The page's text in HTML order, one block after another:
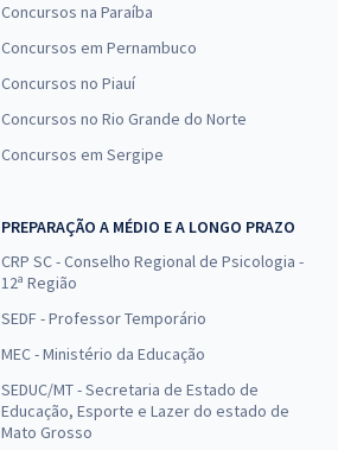
Concursos na Paraíba
Concursos em Pernambuco
Concursos no Piauí
Concursos no Rio Grande do Norte
Concursos em Sergipe
PREPARAÇÃO A MÉDIO E A LONGO PRAZO
CRP SC - Conselho Regional de Psicologia -
12ª Região
SEDF - Professor Temporário
MEC - Ministério da Educação
SEDUC/MT - Secretaria de Estado de
Educação, Esporte e Lazer do estado de
Mato Grosso